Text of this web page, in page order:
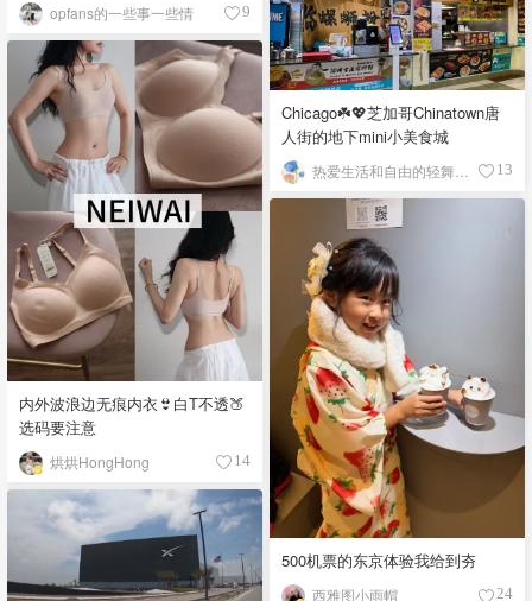
opfans的一些事一些情 9
Chicago☘️💖芝加哥Chinatown唐
人街的地下mini小美食城
13
内外波浪边无痕内衣👙白T不透🍑
选码要注意
烘烘HongHong 14
500机票的东京体验我给到夯
西雅图小雨帽 24